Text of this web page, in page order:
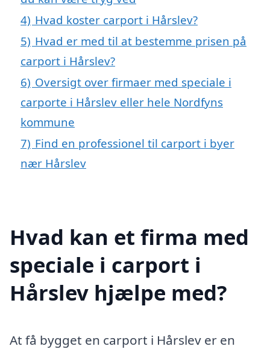
4) Hvad koster carport i Hårslev?
5) Hvad er med til at bestemme prisen på
carport i Hårslev?
6) Oversigt over firmaer med speciale i
carporte i Hårslev eller hele Nordfyns
kommune
7) Find en professionel til carport i byer
nær Hårslev
Hvad kan et firma med
speciale i carport i
Hårslev hjælpe med?
At få bygget en carport i Hårslev er en